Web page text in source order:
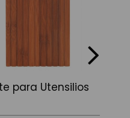
para Utensilios